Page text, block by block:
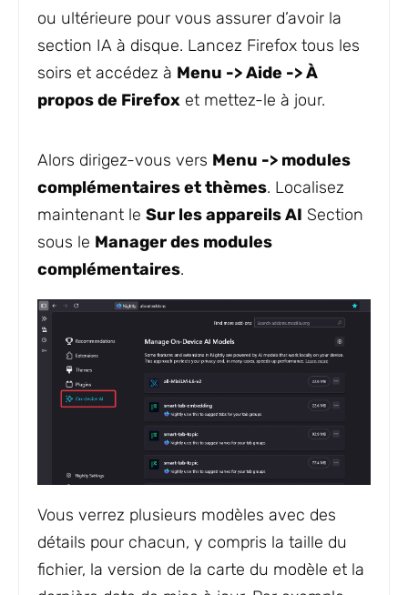
ou ultérieure pour vous assurer d’avoir la
section IA à disque. Lancez Firefox tous les
soirs et accédez à Menu -> Aide -> À
propos de Firefox et mettez-le à jour.
Alors dirigez-vous vers Menu -> modules
complémentaires et thèmes. Localisez
maintenant le Sur les appareils AI Section
sous le Manager des modules
complémentaires.
Vous verrez plusieurs modèles avec des
détails pour chacun, y compris la taille du
fichier, la version de la carte du modèle et la